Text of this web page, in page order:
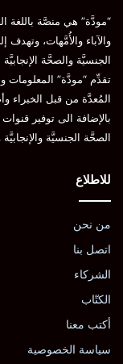
“مودَّة” هي منصَّة باللغة
والآباء والأُمَّهات،
الجنسيَّة والصحَّة
تقدِّم “مودَّة” المعلومات
المُعدَّة من قبل الخبراء
بالإضافة الى توفير
الصحَّة الجنسيَّة والإنجابيَّة
للاطلاع
من نحن
اتصل بنا
الشركاء
الكتّاب
أكتب معنا
سياسة الخصوصية